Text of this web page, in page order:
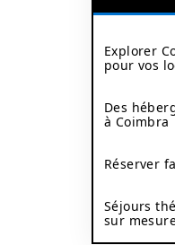
Explorer
pour vos
Des
à Coimbra
Réserver
Séjours
sur